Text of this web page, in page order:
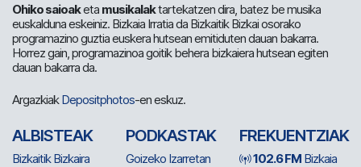
Ohiko saioaketa musikalaktartekatzen dira, batez be musika
euskalduna eskeiniz. Bizkaia Irratia da Bizkaitik Bizkai osorako
programazino guztia euskera hutsean emitiduten dauan bakarra.
Horrez gain, programazinoa goitik behera bizkaiera hutsean egiten
dauan bakarra da.
ArgazkiakDepositphotos-en eskuz.
ALBISTEAK
Bizkaitik Bizkaira
PODKASTAK
Goizeko Izarretan
FREKUENTZIAK
102.6 FM Bizkaia